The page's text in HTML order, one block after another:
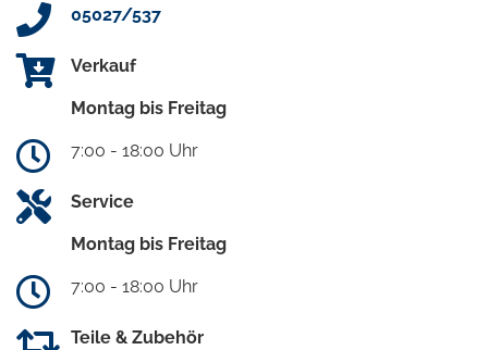
05027/537
Verkauf
Montag bis Freitag
7:00 - 18:00 Uhr
Service
Montag bis Freitag
7:00 - 18:00 Uhr
Teile & Zubehör